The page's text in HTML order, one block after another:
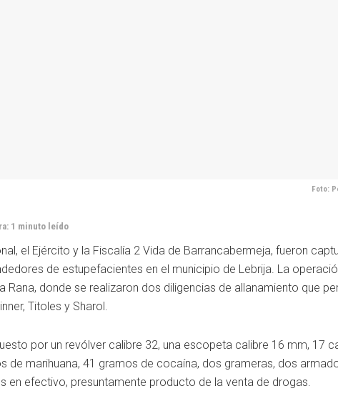
Foto:
1 minuto leído
el Ejército y la Fiscalía 2 Vida de Barrancabermeja, fueron
de estupefacientes en el municipio de Lebrija. La
donde se realizaron dos diligencias de allanamiento que
Titoles y Sharol.
por un revólver calibre 32, una escopeta calibre 16 mm, 17
de marihuana, 41 gramos de cocaína, dos grameras, dos
en efectivo, presuntamente producto de la venta de drogas.